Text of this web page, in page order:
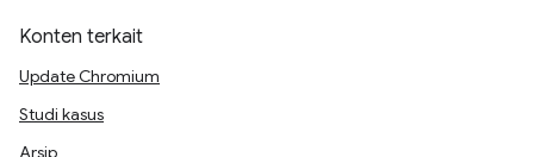
Konten terkait
Update Chromium
Studi kasus
Arsip